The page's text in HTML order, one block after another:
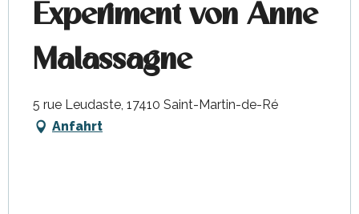
Experiment von Anne
Malassagne
5 rue Leudaste, 17410 Saint-Martin-de-Ré
Anfahrt